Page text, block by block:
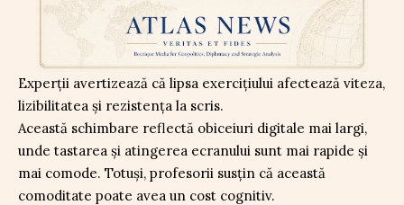
Experții avertizează că lipsa exercițiului afectează viteza,
lizibilitatea și rezistența la scris.
Această schimbare reflectă obiceiuri digitale mai largi,
unde tastarea și atingerea ecranului sunt mai rapide și
mai comode. Totuși, profesorii susțin că această
comoditate poate avea un cost cognitiv.